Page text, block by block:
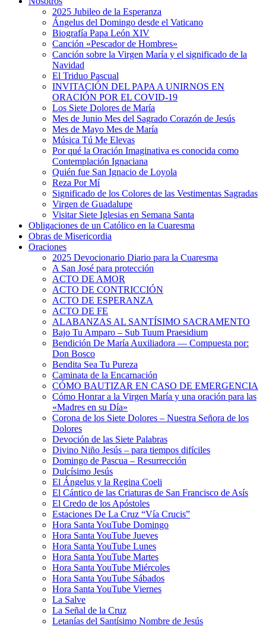
2025 Jubileo de la Esperanza
Ángelus del Domingo desde el Vaticano
Biografía Papa León XIV
Canción «Pescador de Hombres»
Canción sobre la Virgen María y el significado de la
Navidad
El Triduo Pascual
INVITACIÓN DEL PAPA A UNIRNOS EN
ORACIÓN POR EL COVID-19
Los Siete Dolores de María
Mes de Junio Mes del Sagrado Corazón de Jesús
Mes de Mayo Mes de María
Música Tú Me Elevas
Por qué la Oración Imaginativa es conocida como
Contemplación Ignaciana
Quién fue San Ignacio de Loyola
Reza Por Mí
Significado de los Colores de las Vestimentas Sagradas
Virgen de Guadalupe
Visitar Siete Iglesias en Semana Santa
Obligaciones de un Católico en la Cuaresma
Obras de Misericordia
Oraciones
2025 Devocionario Diario para la Cuaresma
A San José para protección
ACTO DE AMOR
ACTO DE CONTRICCIÓN
ACTO DE ESPERANZA
ACTO DE FE
ALABANZAS AL SANTÍSIMO SACRAMENTO
Bajo Tu Amparo – Sub Tuum Praesidium
Bendición De María Auxiliadora — Compuesta por:
Don Bosco
Bendita Sea Tu Pureza
Caminata de la Encarnación
CÓMO BAUTIZAR EN CASO DE EMERGENCIA
Cómo Honrar a la Virgen María y una oración para las
«Madres en su Día»
Corona de los Siete Dolores – Nuestra Señora de los
Dolores
Devoción de las Siete Palabras
Divino Niño Jesús – para tiempos difíciles
Domingo de Pascua – Resurrección
Dulcísimo Jesús
El Ángelus y la Regina Coeli
El Cántico de las Criaturas de San Francisco de Asís
El Credo de los Apóstoles
Estaciones De La Cruz “Vía Crucis”
Hora Santa YouTube Domingo
Hora Santa YouTube Jueves
Hora Santa YouTube Lunes
Hora Santa YouTube Martes
Hora Santa YouTube Miércoles
Hora Santa YouTube Sábados
Hora Santa YouTube Viernes
La Salve
La Señal de la Cruz
Letanías del Santísimo Nombre de Jesús